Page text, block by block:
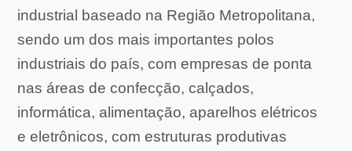
industrial baseado na Região Metropolitana,
sendo um dos mais importantes polos
industriais do país, com empresas de ponta
nas áreas de confecção, calçados,
informática, alimentação, aparelhos elétricos
e eletrônicos, com estruturas produtivas